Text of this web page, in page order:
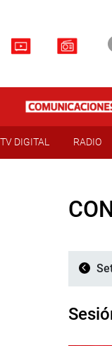
TV DIGITAL RADIO